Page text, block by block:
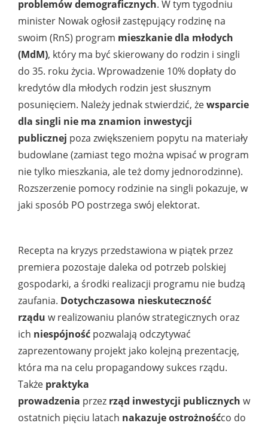
problemów demograficznych. W tym tygodniu
minister Nowak ogłosił zastępujący rodzinę na
swoim (RnS) program mieszkanie dla młodych
(MdM), który ma być skierowany do rodzin i singli
do 35. roku życia. Wprowadzenie 10% dopłaty do
kredytów dla młodych rodzin jest słusznym
posunięciem. Należy jednak stwierdzić, żewsparcie
dla singli nie ma znamion inwestycji
publicznej poza zwiększeniem popytu na materiały
budowlane (zamiast tego można wpisać w program
nie tylko mieszkania, ale też domy jednorodzinne).
Rozszerzenie pomocy rodzinie na singli pokazuje, w
jaki sposób PO postrzega swój elektorat.
Recepta na kryzys przedstawiona w piątek przez
premiera pozostaje daleka od potrzeb polskiej
gospodarki, a środki realizacji programu nie budzą
zaufania. Dotychczasowa nieskuteczność
rządu w realizowaniu planów strategicznych oraz
ich niespójność pozwalają odczytywać
zaprezentowany projekt jako kolejną prezentację,
która ma na celu propagandowy sukces rządu.
Także praktyka
prowadzenia przez rząd inwestycji publicznych w
ostatnich pięciu latach nakazuje ostrożnośćco do